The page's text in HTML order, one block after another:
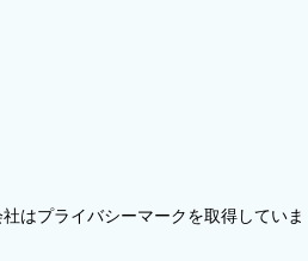
はプライバシーマークを取得していま